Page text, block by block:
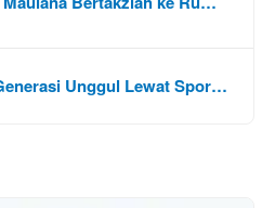
Unggul Lewat Spor…